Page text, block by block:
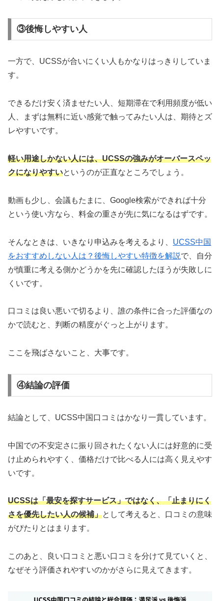
③後悔しやすい人
一方で、UCSSが合いにくい人もかなりはっきりしていま
す。
できるだけ安く済ませたい人、短期滞在で利用頻度が低い
人、まずは無料に近い感覚で触ってみたい人は、期待とズ
レやすいです。
軽い用途しかない人には、UCSSの強みがオーバースペッ
クになりやすいというのが正直なところでしょう。
動画も少し、会議もたまに、Google検索ができれば十分
という使い方なら、料金の重さが先に気になるはずです。
そんなときは、いきなり申込みを考えるより、 UCSS中国
をおすすめしない人は？後悔しやすい特徴を解説で、自分
が慎重に考える側かどうかを先に確認したほうが失敗しに
くいです。
口コミは良い悪いで切るより、誰の条件に合った評価なの
かで読むと、判断の精度がぐっと上がります。
ここを飛ばさないこと、大事です。
④結論の評価
結論として、UCSS中国口コミはかなり一貫しています。
中国での不安定さに振り回されたくない人には好意的に受
け止められやすく、価格だけで比べる人には高く見えやす
いです。
UCSSは「最安を探すサービス」ではなく、「止まりにく
さを優先したい人の候補」として考えると、口コミの意味
がぴたりとはまります。
このあと、良い口コミと悪い口コミを分けて見ていくと、
なぜそう評価されやすいのかがさらに見えてきます。